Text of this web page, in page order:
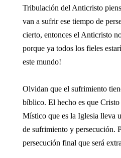
Tribulación del Anticristo
van a sufrir ese tiempo de
cierto, entonces el Anticristo
porque ya todos los fieles
este mundo!
Olvidan que el sufrimiento
bíblico. El hecho es que
Místico que es la Iglesia lleva
de sufrimiento y persecución.
persecución final que será